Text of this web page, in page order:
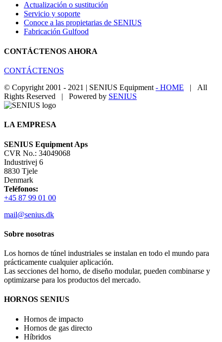
Actualización o sustitución
Servicio y soporte
Conoce a las propietarias de SENIUS
Fabricación Gulfood
CONTÁCTENOS AHORA
CONTÁCTENOS
© Copyright 2001 - 2021 | SENIUS Equipment - HOME | All
Rights Reserved | Powered by SENIUS
Email
LinkedIn
YouTube
Toggle
Bar
LA EMPRESA
SENIUS Equipment Aps
CVR No.: 34049068
Industrivej 6
8830 Tjele
Denmark
Teléfonos:
+45 87 99 01 00
mail@senius.dk
Sobre nosotras
Los hornos de túnel industriales se instalan en todo el mundo para
prácticamente cualquier aplicación.
Las secciones del horno, de diseño modular, pueden combinarse y
optimizarse para los productos del mercado.
HORNOS SENIUS
Hornos de impacto
Hornos de gas directo
Híbridos